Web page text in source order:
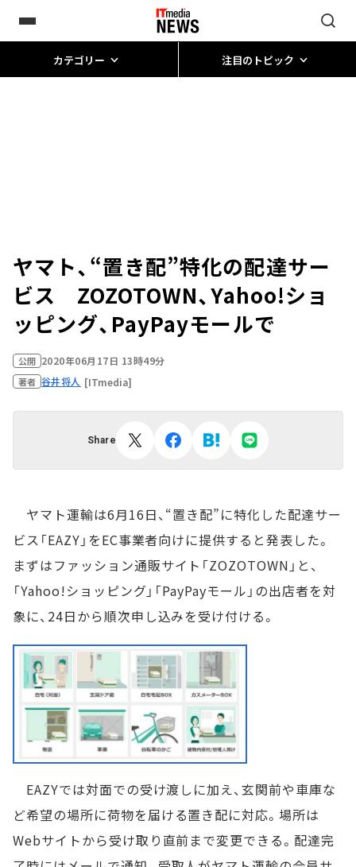
カテゴリー 注目のトピック
ヤマト、“置き配”特化の配達サー
ビス ZOZOTOWN、Yahoo!ショ
ッピング、PayPayモールで
公開 2020年06月17日 13時49分
著者 谷井将人 [ITmedia]
Share
ヤマト運輸は6月16日、“置き配”に特化した配達サー
ビス「EAZY」をEC事業者向けに提供すると発表した。
まずはファッション通販サイト「ZOZOTOWN」と、
「Yahoo!ショッピング」「PayPayモール」の出店者を対
象に、24日から順次申し込みを受け付ける。
EAZYでは対面での受け渡しに加え、玄関前や車庫な
ど希望の場所に荷物を届ける置き配に対応。場所は
Webサイトから受け取り直前まで変更できる。配達完